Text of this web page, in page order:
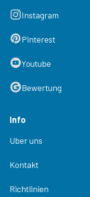
Instagram
Pinterest
Youtube
Bewertung
Info
Uber uns
Kontakt
Richtlinien